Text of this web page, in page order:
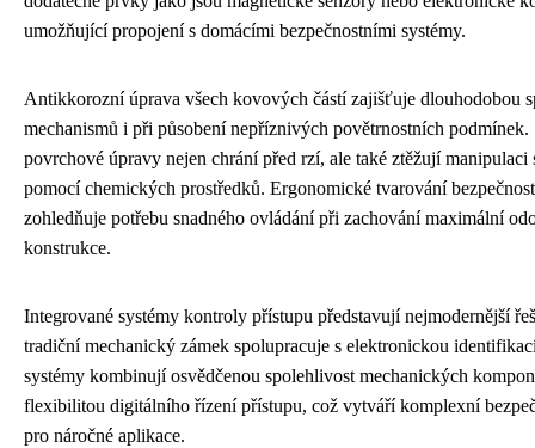
umožňující propojení s domácími bezpečnostními systémy.
Antikkorozní úprava všech kovových částí zajišťuje dlouhodobou
mechanismů i při působení nepříznivých povětrnostních podmínek.
povrchové úpravy nejen chrání před rzí, ale také ztěžují manipulaci
pomocí chemických prostředků. Ergonomické tvarování
zohledňuje potřebu snadného ovládání při zachování maximální
konstrukce.
Integrované systémy kontroly přístupu představují nejmodernější
tradiční mechanický zámek spolupracuje s elektronickou
systémy kombinují osvědčenou spolehlivost mechanických
flexibilitou digitálního řízení přístupu, což vytváří komplexní
pro náročné aplikace.